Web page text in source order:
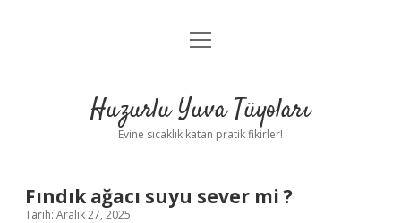
Anasayfa
Yasal Uyarı
menüyü
Huzurlu Yuva Tüyoları
Evine sıcaklık katan pratik fikirler!
Fındık ağacı suyu sever mi ?
Tarih: Aralık 27, 2025